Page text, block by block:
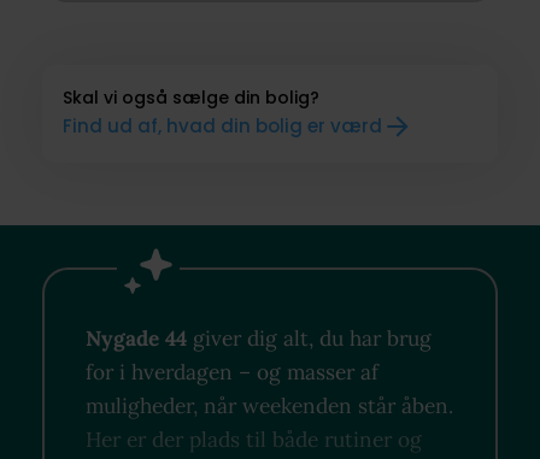
Skal vi også sælge din bolig?
Find ud af, hvad din bolig er værd
Nygade 44 giver dig alt, du har brug
for i hverdagen – og masser af
muligheder, når weekenden står åben.
Her er der plads til både rutiner og